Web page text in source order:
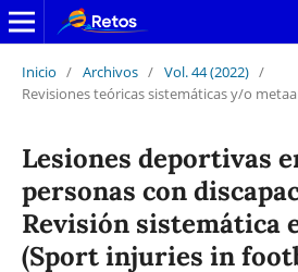
Inicio / Archivos / Vol. 44 (2022) /
Revisiones teóricas sistemáticas y/o
Lesiones deportivas
personas con
Revisión sistemática
(Sport injuries in